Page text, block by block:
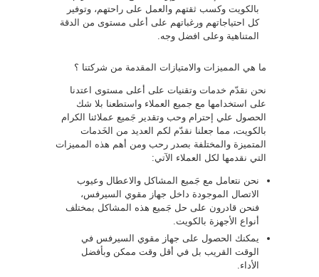
بالكويت وكسب ثقتهم والعمل على راحتهم، وتوفير
كل احتياجاتهم ورغباتهم على أعلى مستوى من الدقة
المتناهية وعلى افضل وجه.
ما هي المميزات والامتيازات المقدمة من شركتنا ؟
نحن نقدّم خدمات وتقنيات على أعلى مستوى اعتدنا
على استخدامها مع جميع العملاء واستطعنا بلا شك
الحصول علي إحترام وحب وتقدير جَميع عملائنا الكرام
بالكويت، مما جعلنا نقدّم لكم العديد من الخَدمات
المتميزة والمختلفة بصدر رحب ومن أهم هذه المميزات
التي نقدمها لكل العملاء الآتي:
نحن نتعامل مع جَميع المشاكل والاعطال وعيوب
الاتصال الموجودة داخل جهاز مقوي السيرفس،
فنحن قادرون على حل جَميع هذه المشاكل بمختلف
أنواع الأجهزة بالكويت.
يمكنك الحصول على جهاز مقوي السيرفس في
الوقت القريب بل في أقل وقت ممكن وبأفضل
الأداء.